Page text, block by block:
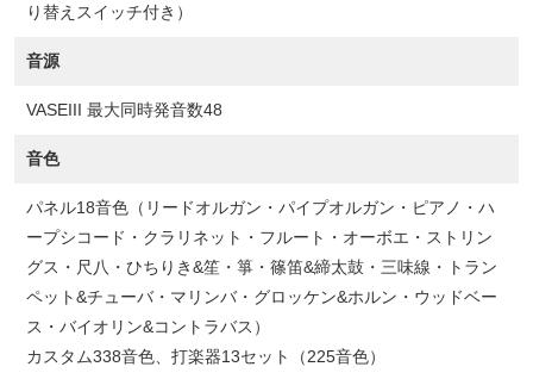
り替えスイッチ付き）
音源
VASEIII 最大同時発音数48
音色
パネル18音色（リードオルガン・パイプオルガン・ピアノ・ハ
ープシコード・クラリネット・フルート・オーボエ・ストリン
グス・尺八・ひちりき&笙・箏・篠笛&締太鼓・三味線・トラン
ペット&チューバ・マリンバ・グロッケン&ホルン・ウッドベー
ス・バイオリン&コントラバス）
カスタム338音色、打楽器13セット（225音色）